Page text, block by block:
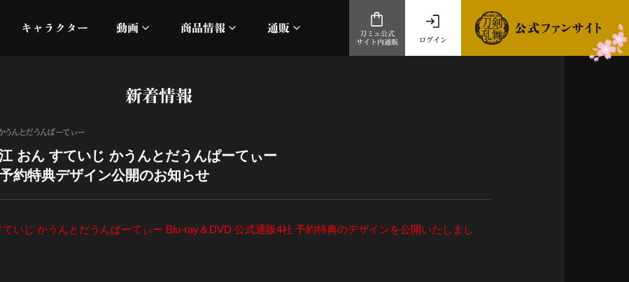
キャラクター 動画
オフィシャルムービー
商品情報
加州清光 単騎出陣 極
江 おん すていじ かうんとだうんぱーてぃー
通販
ログイン
刀ミュ公式
サイト内通販
新着情報
んとだうんぱーてぃー
おん すていじ かうんとだうんぱーてぃー
約特典デザイン公開のお知らせ
いじ かうんとだうんぱーてぃー Blu-ray＆DVD 公式通販4社 予約特典のデザインを公開いたしまし